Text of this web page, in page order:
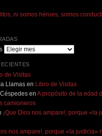
ni somos héroes, somos
de Visitas
Llamasen Libro de Visitas
en A propósito de la edad
camioneros
¡Que Dios nos ampare!, porque «la
nos ampare!, porque «la justicia»